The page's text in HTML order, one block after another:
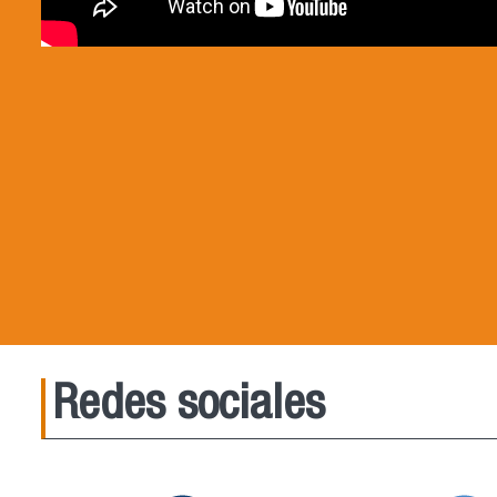
Redes sociales